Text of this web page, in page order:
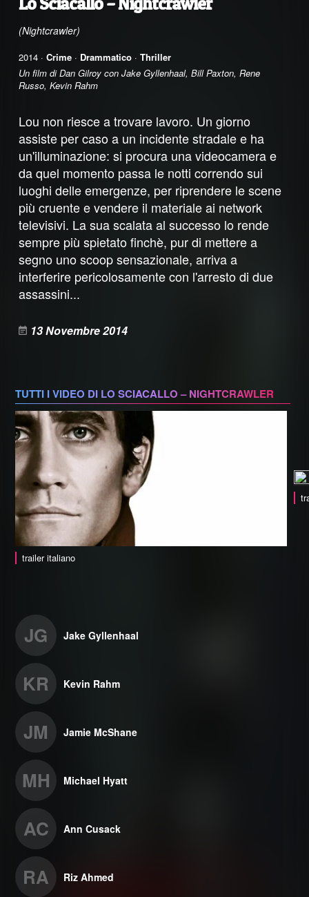
(Nightcrawler)
2014 · Crime· Drammatico· Thriller
Un film di Dan Gilroy con Jake Gyllenhaal, Bill Paxton, Rene
Russo, Kevin Rahm
Lou non riesce a trovare lavoro. Un giorno
assiste per caso a un incidente stradale e ha
un'illuminazione: si procura una videocamera e
da quel momento passa le notti correndo sui
luoghi delle emergenze, per riprendere le scene
più cruente e vendere il materiale ai network
televisivi. La sua scalata al successo lo rende
sempre più spietato finchè, pur di mettere a
segno uno scoop sensazionale, arriva a
interferire pericolosamente con l'arresto di due
assassini...
13 Novembre 2014
TUTTI I VIDEO DI LO SCIACALLO – NIGHTCRAWLER
trailer italiano
JG Jake Gyllenhaal
KR Kevin Rahm
JM Jamie McShane
MH Michael Hyatt
AC Ann Cusack
RA Riz Ahmed